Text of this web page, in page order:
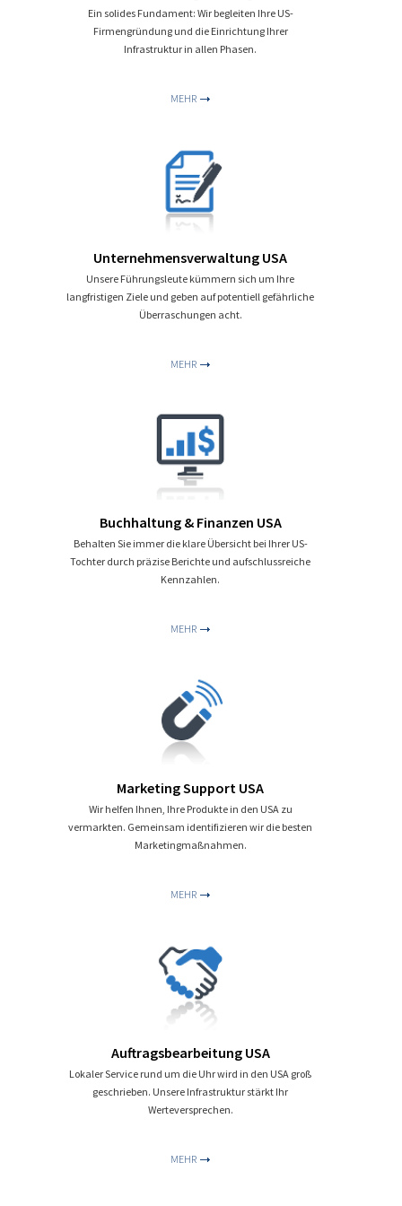
Ein solides Fundament: Wir begleiten Ihre US-
Firmengründung und die Einrichtung Ihrer
Infrastruktur in allen Phasen.
MEHR
Unternehmensverwaltung USA
Unsere Führungsleute kümmern sich um Ihre
langfristigen Ziele und geben auf potentiell gefährliche
Überraschungen acht.
MEHR
Buchhaltung & Finanzen USA
Behalten Sie immer die klare Übersicht bei Ihrer US-
Tochter durch präzise Berichte und aufschlussreiche
Kennzahlen.
MEHR
Marketing Support USA
Wir helfen Ihnen, Ihre Produkte in den USA zu
vermarkten. Gemeinsam identifizieren wir die besten
Marketingmaßnahmen.
MEHR
Auftragsbearbeitung USA
Lokaler Service rund um die Uhr wird in den USA groß
geschrieben. Unsere Infrastruktur stärkt Ihr
Werteversprechen.
MEHR